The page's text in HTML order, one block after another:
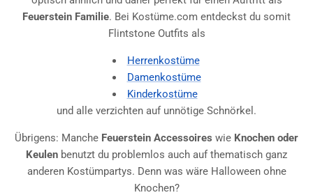
Feuerstein Familie. Bei Kostüme.com entdeckst du somit
Flintstone Outfits als
Herrenkostüme
Damenkostüme
Kinderkostüme
und alle verzichten auf unnötige Schnörkel.
Übrigens: Manche Feuerstein Accessoires wie Knochen oder
Keulen benutzt du problemlos auch auf thematisch ganz
anderen Kostümpartys. Denn was wäre Halloween ohne
Knochen?